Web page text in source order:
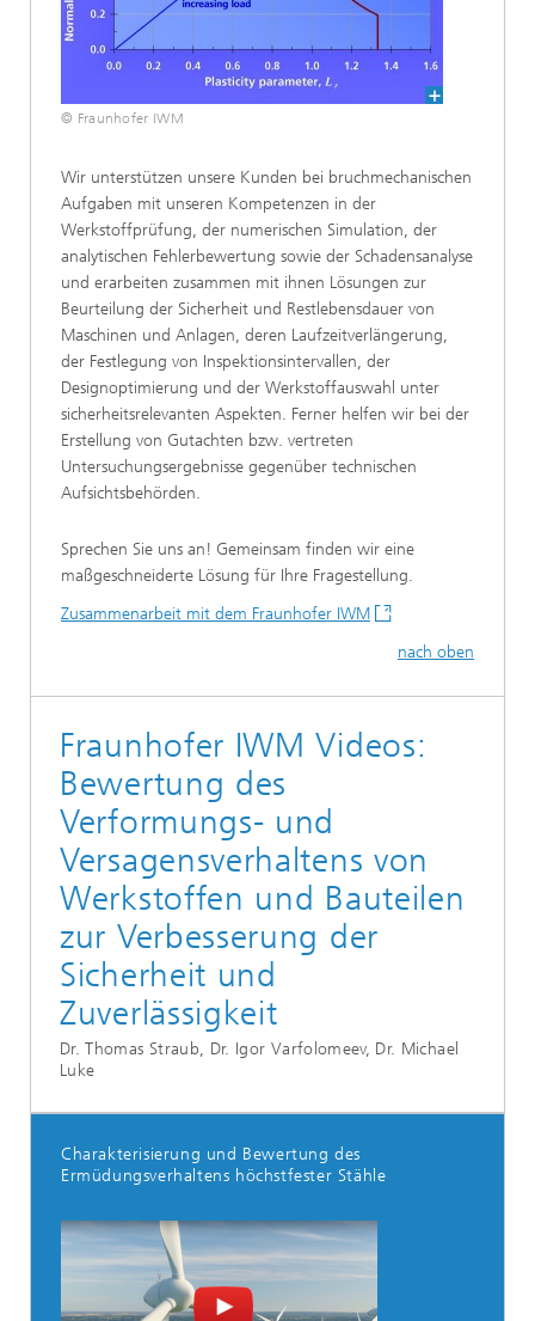
© Fraunhofer IWM
Wir unterstützen unsere Kunden bei bruchmechanischen
Aufgaben mit unseren Kompetenzen in der
Werkstoffprüfung, der numerischen Simulation, der
analytischen Fehlerbewertung sowie der Schadensanalyse
und erarbeiten zusammen mit ihnen Lösungen zur
Beurteilung der Sicherheit und Restlebensdauer von
Maschinen und Anlagen, deren Laufzeitverlängerung,
der Festlegung von Inspektionsintervallen, der
Designoptimierung und der Werkstoffauswahl unter
sicherheitsrelevanten Aspekten. Ferner helfen wir bei der
Erstellung von Gutachten bzw. vertreten
Untersuchungsergebnisse gegenüber technischen
Aufsichtsbehörden.
Sprechen Sie uns an! Gemeinsam finden wir eine
maßgeschneiderte Lösung für Ihre Fragestellung.
Zusammenarbeit mit dem Fraunhofer IWM
nach oben
Fraunhofer IWM Videos:
Bewertung des
Verformungs- und
Versagensverhaltens von
Werkstoffen und Bauteilen
zur Verbesserung der
Sicherheit und
Zuverlässigkeit
Dr. Thomas Straub, Dr. Igor Varfolomeev, Dr. Michael
Luke
Charakterisierung und Bewertung des
Ermüdungsverhaltens höchstfester Stähle